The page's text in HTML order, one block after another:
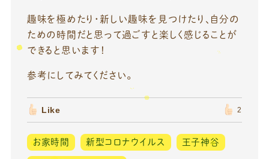
趣味を極めたり・新しい趣味を見つけたり、自分の
ための時間だと思って過ごすと楽しく感じることが
できると思います！
参考にしてみてください。
Like 2
お家時間 新型コロナウイルス 王子神谷